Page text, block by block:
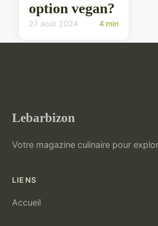
option vegan?
27 août 2024 4 min
Lebarbizon
Votre magazine culinaire pour
LIENS
Accueil